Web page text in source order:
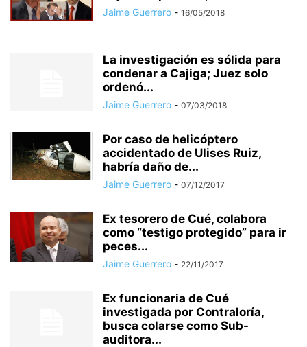
Jaime Guerrero - 16/05/2018
La investigación es sólida para
condenar a Cajiga; Juez solo
ordenó...
Jaime Guerrero - 07/03/2018
Por caso de helicóptero
accidentado de Ulises Ruiz,
habría daño de...
Jaime Guerrero - 07/12/2017
Ex tesorero de Cué, colabora
como “testigo protegido” para ir
peces...
Jaime Guerrero - 22/11/2017
Ex funcionaria de Cué
investigada por Contraloría,
busca colarse como Sub-
auditora...